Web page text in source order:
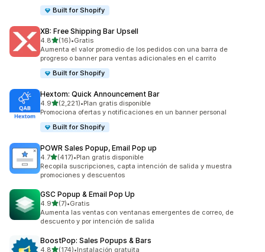
Built for Shopify
XB: Free Shipping Bar Upsell
4.8de 5 estrellas
(16)
16 reseñas en total
•Gratis
Aumenta el valor promedio de los pedidos con una barra de
progreso o banner para ventas adicionales en el carrito
Built for Shopify
Hextom: Quick Announcement Bar
4.9de 5 estrellas
(2,221)
2221 reseñas en total
•Plan gratis disponible
Promociona ofertas y notificaciones en un banner personal
Built for Shopify
POWR Sales Popup, Email Pop up
4.7de 5 estrellas
(417)
417 reseñas en total
•Plan gratis disponible
Recopila suscripciones, capta intención de salida y muestra
promociones y descuentos
GSC Popup & Email Pop Up
4.9de 5 estrellas
(7)
7 reseñas en total
•Gratis
Aumenta las ventas con ventanas emergentes de correo, de
descuento y por intención de salida
BoostPop: Sales Popups & Bars
4.8de 5 estrellas
(174)•Instalación gratuita